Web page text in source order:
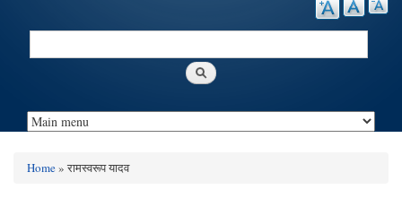
Search
Home» रामस्वरूप यादव